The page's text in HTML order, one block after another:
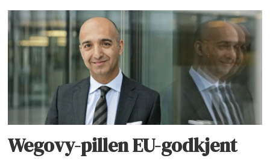
Wegovy-pillen EU-godkjent